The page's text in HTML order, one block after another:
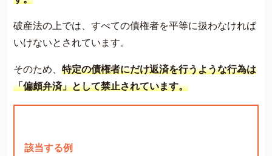
破産法の上では、すべての債権者を平等に扱わなければ
いけないとされています。
そのため、 特定の債権者にだけ返済を行うような行為は
「偏頗弁済」として禁止されています。
該当する例